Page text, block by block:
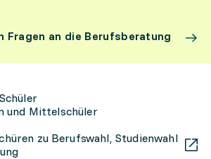
Fragen an die Berufsberatung
und Mittelschüler
zu Berufswahl, Studienwahl